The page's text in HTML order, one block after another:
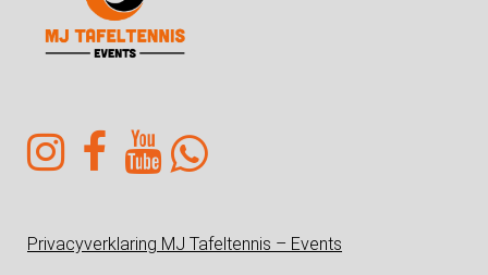
Privacyverklaring MJ Tafeltennis – Events